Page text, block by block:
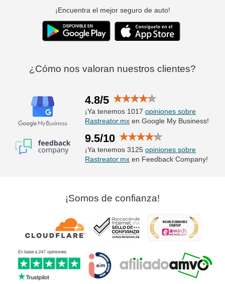
¡Encuentra el mejor seguro de auto!
¿Cómo nos valoran nuestros clientes?
4.8/5
¡Ya tenemos 1017opiniones sobre
Rastreator.mx en Google My Business!
9.5/10
¡Ya tenemos 3125opiniones sobre
Rastreator.mx en Feedback Company!
¡Somos de confianza!